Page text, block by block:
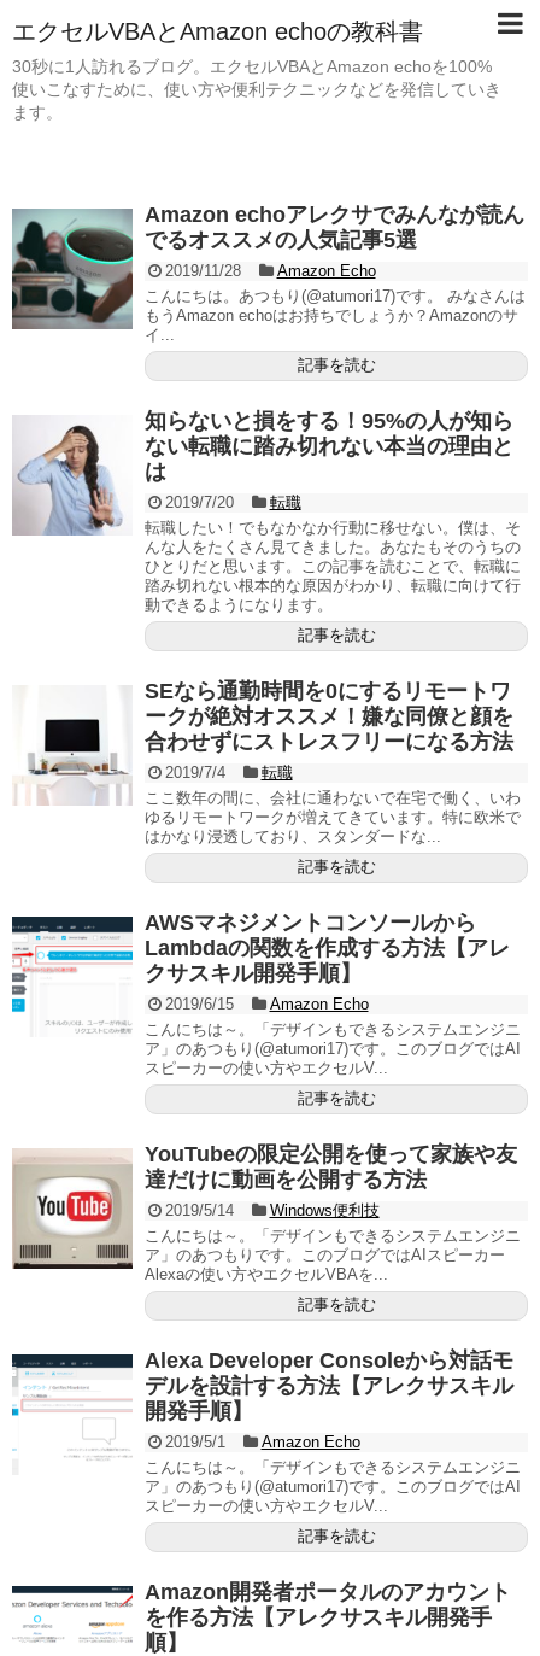
エクセルVBAとAmazon echoの教科書
30秒に1人訪れるブログ。エクセルVBAとAmazon echoを100%
使いこなすために、使い方や便利テクニックなどを発信していき
ます。
Amazon echoアレクサでみんなが読ん
でるオススメの人気記事5選
2019/11/28
Amazon Echo
こんにちは。あつもり(@atumori17)です。 みなさんは
もうAmazon echoはお持ちでしょうか？Amazonのサ
イ...
記事を読む
知らないと損をする！95%の人が知ら
ない転職に踏み切れない本当の理由と
は
2019/7/20
転職
転職したい！でもなかなか行動に移せない。僕は、そ
んな人をたくさん見てきました。あなたもそのうちの
ひとりだと思います。この記事を読むことで、転職に
踏み切れない根本的な原因がわかり、転職に向けて行
動できるようになります。
記事を読む
SEなら通勤時間を0にするリモートワ
ークが絶対オススメ！嫌な同僚と顔を
合わせずにストレスフリーになる方法
2019/7/4
転職
ここ数年の間に、会社に通わないで在宅で働く、いわ
ゆるリモートワークが増えてきています。特に欧米で
はかなり浸透しており、スタンダードな...
記事を読む
AWSマネジメントコンソールから
Lambdaの関数を作成する方法【アレ
クサスキル開発手順】
2019/6/15
Amazon Echo
こんにちは～。「デザインもできるシステムエンジニ
ア」のあつもり(@atumori17)です。このブログではAI
スピーカーの使い方やエクセルV...
記事を読む
YouTubeの限定公開を使って家族や友
達だけに動画を公開する方法
2019/5/14
Windows便利技
こんにちは～。「デザインもできるシステムエンジニ
ア」のあつもりです。このブログではAIスピーカー
Alexaの使い方やエクセルVBAを...
記事を読む
Alexa Developer Consoleから対話モ
デルを設計する方法【アレクサスキル
開発手順】
2019/5/1
Amazon Echo
こんにちは～。「デザインもできるシステムエンジニ
ア」のあつもり(@atumori17)です。このブログではAI
スピーカーの使い方やエクセルV...
記事を読む
Amazon開発者ポータルのアカウント
を作る方法【アレクサスキル開発手
順】